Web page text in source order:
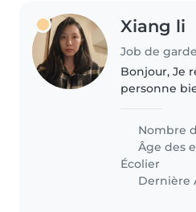
Xiang li
Bonjour, Je recherche une
personne
(bientôt 7
septembre en
été
C'est..
Nombre
Âge des
Écolier
Dernière